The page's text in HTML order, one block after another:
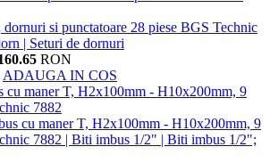
RON
ADAUGA IN COS
cu maner T, H2x100mm - H10x200mm, 9
7882